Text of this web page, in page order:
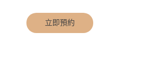
立即預約